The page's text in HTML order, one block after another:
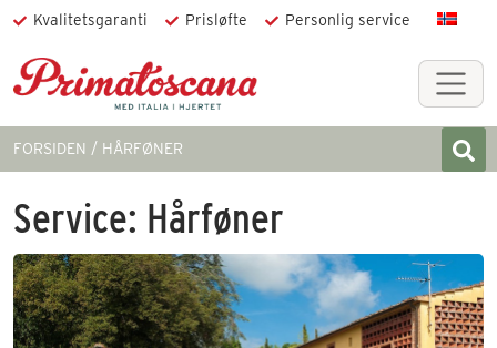
Kvalitetsgaranti Prisløfte Personlig service
FORSIDEN HÅRFØNER
Service: Hårføner